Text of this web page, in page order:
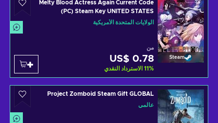
Steam
Melty Blood Actress Again Current Code
(PC) Steam Key UNITED STATES
الولايات المتحدة الأمريكية
من
US$ 0.78
11% الاسترداد النقدي
Project Zomboid Steam Gift GLOBAL
عالمي